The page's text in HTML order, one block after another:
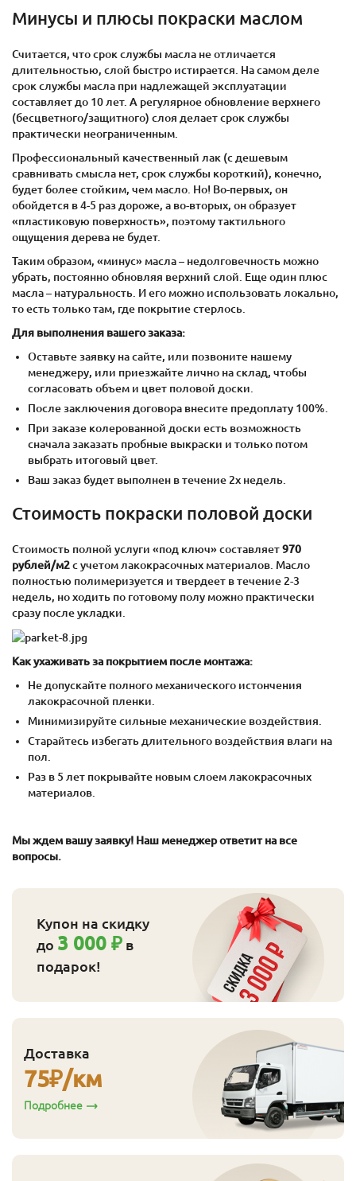
Минусы и плюсы покраски маслом
Считается, что срок службы масла не отличается
длительностью, слой быстро истирается. На самом деле
срок службы масла при надлежащей эксплуатации
составляет до 10 лет. А регулярное обновление верхнего
(бесцветного/защитного) слоя делает срок службы
практически неограниченным.
Профессиональный качественный лак (с дешевым
сравнивать смысла нет, срок службы короткий), конечно,
будет более стойким, чем масло. Но! Во-первых, он
обойдется в 4-5 раз дороже, а во-вторых, он образует
«пластиковую поверхность», поэтому тактильного
ощущения дерева не будет.
Таким образом, «минус» масла – недолговечность можно
убрать, постоянно обновляя верхний слой. Еще один плюс
масла – натуральность. И его можно использовать локально,
то есть только там, где покрытие стерлось.
Для выполнения вашего заказа:
Оставьте заявку на сайте, или позвоните нашему
менеджеру, или приезжайте лично на склад, чтобы
согласовать объем и цвет половой доски.
После заключения договора внесите предоплату 100%.
При заказе колерованной доски есть возможность
сначала заказать пробные выкраски и только потом
выбрать итоговый цвет.
Ваш заказ будет выполнен в течение 2х недель.
Стоимость покраски половой доски
Стоимость полной услуги «под ключ» составляет970
рублей/м2с учетом лакокрасочных материалов. Масло
полностью полимеризуется и твердеет в течение 2-3
недель, но ходить по готовому полу можно практически
сразу после укладки.
Как ухаживать за покрытием после монтажа:
Не допускайте полного механического истончения
лакокрасочной пленки.
Минимизируйте сильные механические воздействия.
Старайтесь избегать длительного воздействия влаги на
пол.
Раз в 5 лет покрывайте новым слоем лакокрасочных
материалов.
Мы ждем вашу заявку! Наш менеджер ответит на все
вопросы.
Купон на скидку
до 3 000 ₽ в
подарок!
Доставка
75₽/км
Подробнее